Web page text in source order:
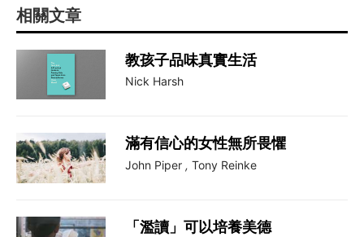
相關文章
教孩子品味真實生活
Nick Harsh
滿有信心的女性無所畏懼
John Piper , Tony Reinke
「濫讀」可以培養美德